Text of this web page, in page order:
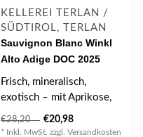
KELLEREI TERLAN /
SÜDTIROL, TERLAN
Sauvignon Blanc Winkl
Alto Adige DOC 2025
0.75 l
Frisch, mineralisch,
exotisch – mit Aprikose,
Mandarine, Passionsfrucht
und fe..
€28,20 €20,98
* Inkl. MwSt. zzgl. Versandkosten